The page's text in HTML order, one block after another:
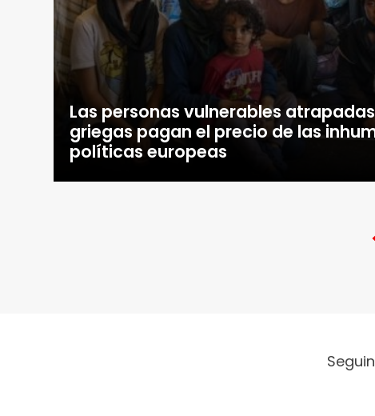
Las personas vulnerables
griegas pagan el precio de las
políticas europeas